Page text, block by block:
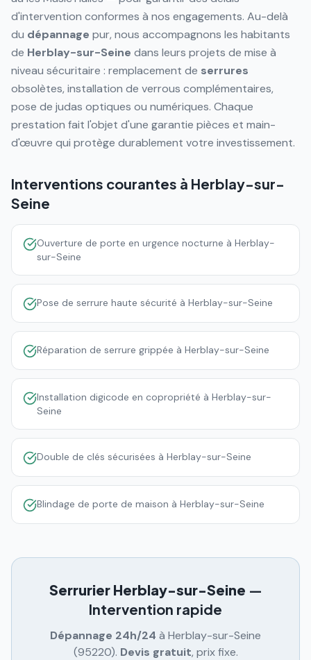
d'intervention conformes à nos engagements. Au-delà
du dépannage pur, nous accompagnons les habitants
de Herblay-sur-Seine dans leurs projets de mise à
niveau sécuritaire : remplacement de serrures
obsolètes, installation de verrous complémentaires,
pose de judas optiques ou numériques. Chaque
prestation fait l'objet d'une garantie pièces et main-
d'œuvre qui protège durablement votre investissement.
Interventions courantes à Herblay-sur-
Seine
Ouverture de porte en urgence nocturne à Herblay-
sur-Seine
Pose de serrure haute sécurité à Herblay-sur-Seine
Réparation de serrure grippée à Herblay-sur-Seine
Installation digicode en copropriété à Herblay-sur-
Seine
Double de clés sécurisées à Herblay-sur-Seine
Blindage de porte de maison à Herblay-sur-Seine
Serrurier Herblay-sur-Seine —
Intervention rapide
Dépannage 24h/24 à Herblay-sur-Seine
(95220). Devis gratuit, prix fixe.